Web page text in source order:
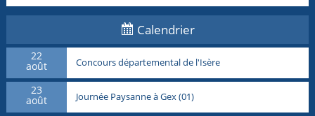
Calendrier
22
août Concours départemental de l'Isère
23
août Journée Paysanne à Gex (01)